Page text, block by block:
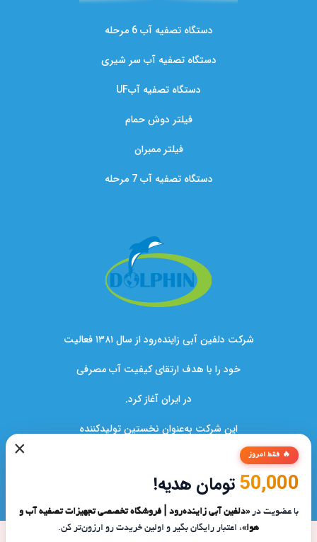
دستگاه تصفیه آب 6 مرحله
دستگاه تصفیه آب سر شیری
دستگاه تصفیه آبUF
فیلتر دوش حمام
فیلتر ممبران
دستگاه تصفیه آب 7 مرحله
شرکت دلفین آبی زاینده‌رود از سال ۱۳۸۱ فعالیت
خود را با هدف ارتقای کیفیت آب مصرفی
در ایران آغاز کرد.
این شرکت به‌عنوان نخستین تولیدکننده
دستگاه‌های تصفیه آب در کشور،نقشی کلیدی
در بهبود سلامت خانواده‌ها و صنایع ایفا کرده است.
× 🔥 فقط امروز
50,000تومان هدیه!
با عضویت در«دلفین آبی زاینده‌رود | فروشگاه تخصصی تجهیزات تصفیه آب و
هوا»، اعتبار رایگان بگیر و اولین خریدت رو ارزون‌تر کن.